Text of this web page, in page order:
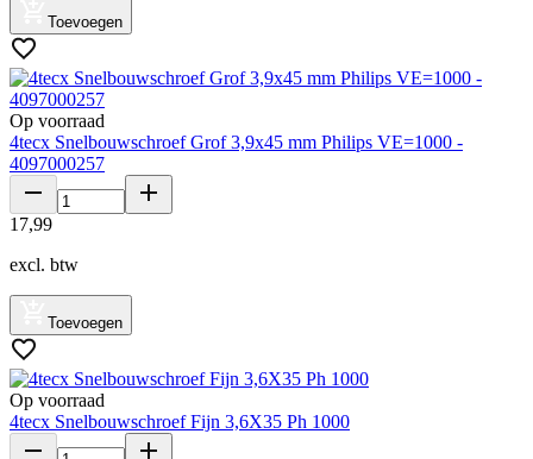
Toevoegen
Op voorraad
4tecx Snelbouwschroef Grof 3,9x45 mm Philips VE=1000 -
4097000257
17,99
excl. btw
Toevoegen
Op voorraad
4tecx Snelbouwschroef Fijn 3,6X35 Ph 1000